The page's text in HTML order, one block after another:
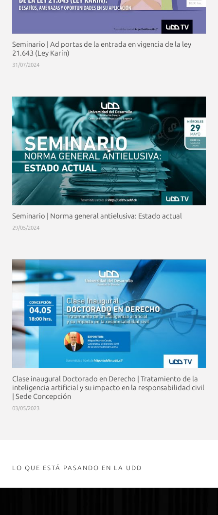
Seminario | Ad portas de la entrada en vigencia de la ley
21.643 (Ley Karin)
31/07/2024
Seminario | Norma general antielusiva: Estado actual
29/05/2024
Clase inaugural Doctorado en Derecho | Tratamiento de la
inteligencia artificial y su impacto en la responsabilidad civil
| Sede Concepción
03/05/2023
LO QUE ESTÁ PASANDO EN LA UDD